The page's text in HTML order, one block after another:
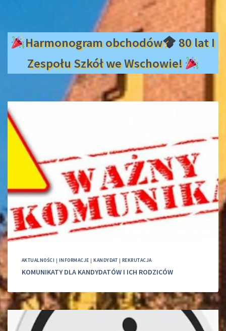
Harmonogram obchodów
80 lat I
Zespołu Szkół we Wschowie!
AKTUALNOŚCI | INFORMACJE |KANDYDAT | REKRUTACJA
KOMUNIKATY DLA KANDYDATÓW I ICH RODZICÓW